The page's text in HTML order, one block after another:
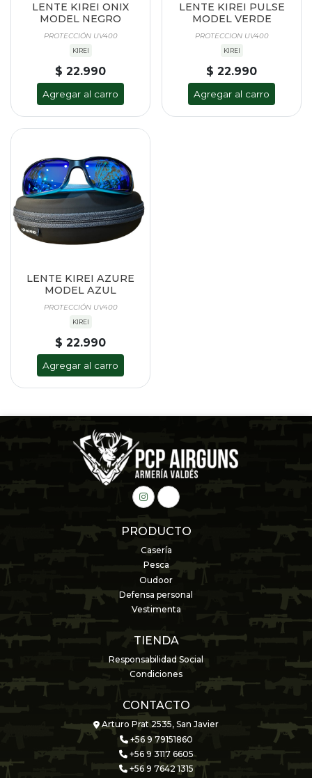
LENTE KIREI ONIX
MODEL NEGRO
PROTECCIÓN UV400
KIREI
$ 22.990
Agregar al carro
LENTE KIREI PULSE
MODEL VERDE
PROTECCION UV400
KIREI
$ 22.990
Agregar al carro
LENTE KIREI AZURE
MODEL AZUL
PROTECCIÓN UV400
KIREI
$ 22.990
Agregar al carro
PRODUCTO
Casería
Pesca
Oudoor
Defensa personal
Vestimenta
TIENDA
Responsabilidad Social
Condiciones
CONTACTO
Arturo Prat 2535, San Javier
+56 9 79151860
+56 9 3117 6605
+56 9 7642 1315